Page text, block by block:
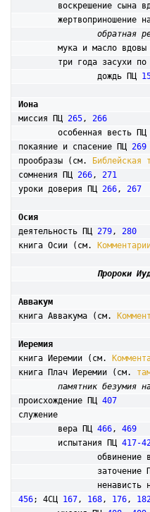
воскрешение сына
жертвоприношение
обратная
мука и масло вдовы
три года засухи
		дождь ПЦ
Иона
миссия ПЦ 265, 266
	особенная весть ПЦ
покаяние и спасение ПЦ 269
прообразы (см.
Библейская
сомнения ПЦ 266, 271
уроки доверия ПЦ 266, 267
Осия
деятельность ПЦ 279, 280
книга Осии (см.
Пророки
Аввакум
книга Аввакума (см.
Иеремия
книга Иеремии (см.
книга Плач Иеремии (см.
памятник безумия
происхождение ПЦ 407
служение
	вера ПЦ
466, 469
	испытания ПЦ
417-
заточение
456; 4СЦ 167, 168, 176,